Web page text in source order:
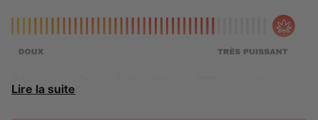
d’exception issue d’une génétique soigneusement
Lire la suite